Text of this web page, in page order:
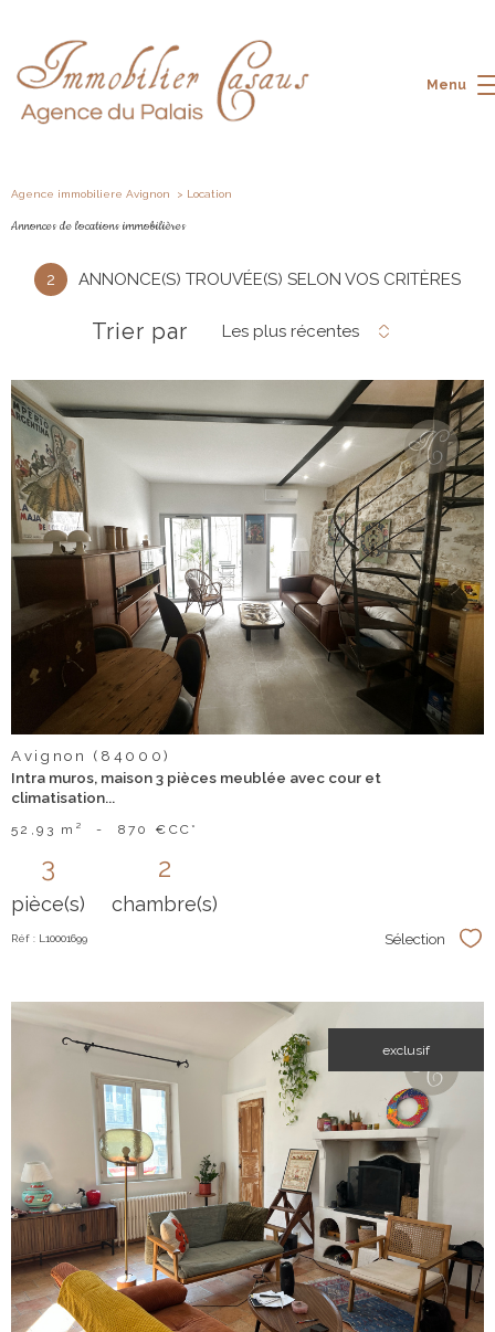
Menu
Agence immobiliere Avignon Location
Annonces de locations immobilières
2 ANNONCE(S) TROUVÉE(S) SELON VOS CRITÈRES
Trier par Les plus récentes
voir le
bien
Avignon (84000)
Intra muros, maison 3 pièces meublée avec cour et
climatisation...
52,93 m² - 870 € CC*
3
pièce(s)
2
chambre(s)
Réf : L10001699 Sélection
exclusif
voir le
bien